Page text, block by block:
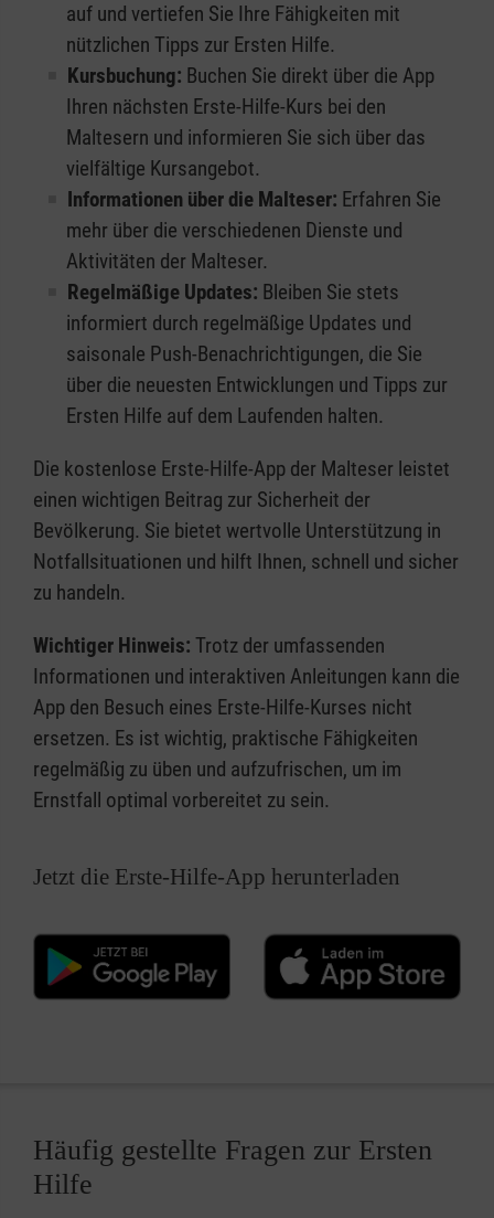
auf und vertiefen Sie Ihre Fähigkeiten mit
nützlichen Tipps zur Ersten Hilfe.
Kursbuchung: Buchen Sie direkt über die App
Ihren nächsten Erste-Hilfe-Kurs bei den
Maltesern und informieren Sie sich über das
vielfältige Kursangebot.
Informationen über die Malteser: Erfahren Sie
mehr über die verschiedenen Dienste und
Aktivitäten der Malteser.
Regelmäßige Updates: Bleiben Sie stets
informiert durch regelmäßige Updates und
saisonale Push-Benachrichtigungen, die Sie
über die neuesten Entwicklungen und Tipps zur
Ersten Hilfe auf dem Laufenden halten.
Die kostenlose Erste-Hilfe-App der Malteser leistet
einen wichtigen Beitrag zur Sicherheit der
Bevölkerung. Sie bietet wertvolle Unterstützung in
Notfallsituationen und hilft Ihnen, schnell und sicher
zu handeln.
Wichtiger Hinweis: Trotz der umfassenden
Informationen und interaktiven Anleitungen kann die
App den Besuch eines Erste-Hilfe-Kurses nicht
ersetzen. Es ist wichtig, praktische Fähigkeiten
regelmäßig zu üben und aufzufrischen, um im
Ernstfall optimal vorbereitet zu sein.
Jetzt die Erste-Hilfe-App herunterladen
Häufig gestellte Fragen zur Ersten
Hilfe